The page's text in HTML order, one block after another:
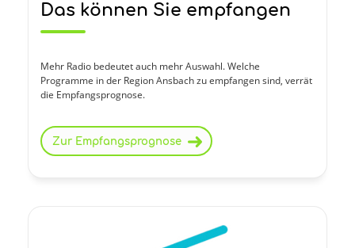
Das können Sie empfangen
Mehr Radio bedeutet auch mehr Auswahl. Welche
Programme in der Region Ansbach zu empfangen sind, verrät
die Empfangsprognose.
Zur Empfangsprognose